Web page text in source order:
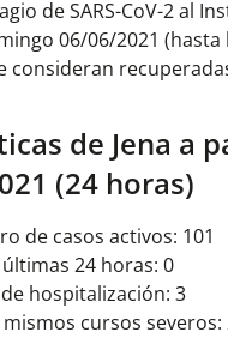
de SARS-CoV-2 al
06/06/2021 (hasta
consideran
de Jena a
(24 horas)
de casos activos: 101
24 horas: 0
hospitalización: 3
cursos severos: